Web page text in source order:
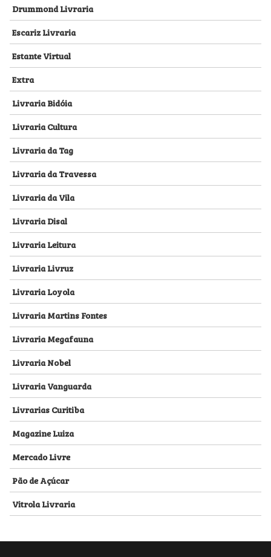
Drummond Livraria
Escariz Livraria
Estante Virtual
Extra
Livraria Bidóia
Livraria Cultura
Livraria da Tag
Livraria da Travessa
Livraria da Vila
Livraria Disal
Livraria Leitura
Livraria Livruz
Livraria Loyola
Livraria Martins Fontes
Livraria Megafauna
Livraria Nobel
Livraria Vanguarda
Livrarias Curitiba
Magazine Luiza
Mercado Livre
Pão de Açúcar
Vitrola Livraria